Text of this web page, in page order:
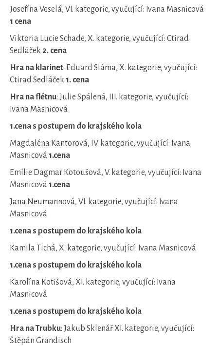
Josefína Veselá, VI. kategorie, vyučující: Ivana Masnicová
1 cena
Viktoria Lucie Schade, X. kategorie, vyučující: Ctirad
Sedláček 2. cena
Hra na klarinet: Eduard Sláma, X. kategorie, vyučující:
Ctirad Sedláček 1. cena
Hra na flétnu: Julie Spálená, III. kategorie, vyučující:
Ivana Masnicová
1.cena s postupem do krajského kola
Magdaléna Kantorová, IV. kategorie, vyučující: Ivana
Masnicová 1.cena
Emílie Dagmar Kotoušová, V. kategorie, vyučující: Ivana
Masnicová 1.cena
Jana Neumannová, VI. kategorie, vyučující: Ivana
Masnicová
1.cena s postupem do krajského kola
Kamila Tichá, X. kategorie, vyučující: Ivana Masnicová
1.cena s postupem do krajského kola
Karolína Kotišová, XI. kategorie, vyučující: Ivana
Masnicová
1.cena s postupem do krajského kola
Hra na Trubku: Jakub Sklenář XI. kategorie, vyučující:
Štěpán Grandisch